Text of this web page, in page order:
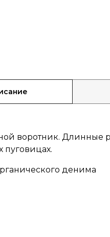
воротник. Длинные
пуговицах.
денима